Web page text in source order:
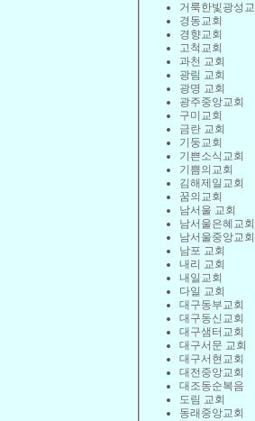
거룩한빛광성교
경동교회
경향교회
고척교회
과천 교회
광림 교회
광명 교회
광주중앙교회
구미교회
금란 교회
기둥교회
기쁜소식교회
기쁨의교회
김해제일교회
꿈의교회
남서울 교회
남서울은혜교회
남서울중앙교회
남포 교회
내리 교회
내일교회
다일 교회
대구동부교회
대구동신교회
대구샘터교회
대구서문 교회
대구서현교회
대전중앙교회
대조동순복음
도림 교회
동래중앙교회